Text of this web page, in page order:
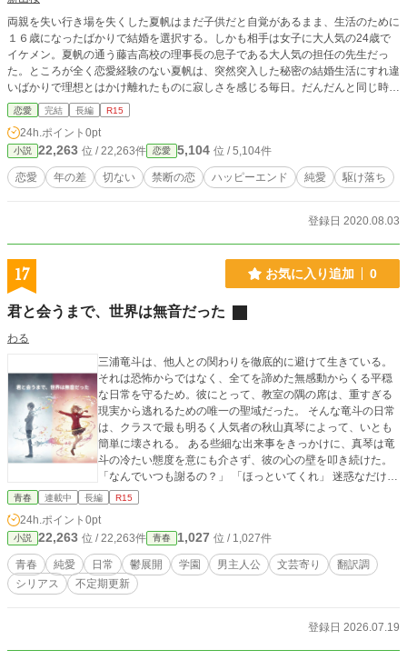
両親を失い行き場を失くした夏帆はまだ子供だと自覚があるまま、生活のために
１６歳になったばかりで結婚を選択する。しかも相手は女子に大人気の24歳で
イケメン。夏帆の通う藤吉高校の理事長の息子である大人気の担任の先生だっ
た。ところが全く恋愛経験のない夏帆は、突然突入した秘密の結婚生活にすれ違
いばかりで理想とはかけ離れたものに寂しさを感じる毎日。だんだんと同じ時間
を重ねるにつれ次第に担任の朝陽に惹かれていく。ところがある日突然入籍をし
ていなかったという衝撃の事実を知らされてしまう。もう後戻りが出来ない位に
先生を好きになってしまったのに……！ 理想と現実に揺さぶられながら、禁断
の恋を突き進んでいく。たくさんの障害が待ち受ける中、二人の思いは通じ合
い、晴れて本物の夫婦になれる日は来るのだろうか？ ※この作品は小説家にな
ろうで投稿しています。
恋愛 完結 長編 R15
24h.ポイント 0pt
小説 22,263 位 / 22,263件 恋愛 5,104 位 / 5,104件
恋愛 年の差 切ない 禁断の恋 ハッピーエンド 純愛 駆け落ち
登録日 2020.08.03
17 お気に入り追加 0
君と会うまで、世界は無音だった
わる
三浦竜斗は、他人との関わりを徹底的に避けて生きている。
それは恐怖からではなく、全てを諦めた無感動からくる平穏
な日常を守るため。彼にとって、教室の隅の席は、重すぎる
現実から逃れるための唯一の聖域だった。 そんな竜斗の日常
は、クラスで最も明るく人気者の秋山真琴によって、いとも
簡単に壊される。 ある些細な出来事をきっかけに、真琴は竜
斗の冷たい態度を意にも介さず、彼の心の壁を叩き続けた。
「なんでいつも謝るの？」 「ほっといてくれ」 迷惑なだけの
はずだった。彼女の眩しさは、ただ煩わしいだけのはずだっ
ている母、一日中働く父、そして世話をしなければならない
幼い妹―――その重さを、彼女だけが見抜こうとしていた。
これは、青春のすべてを捨てて生きるしかなかった少年と、
彼の凍りついた心を必死に溶かそうとする少女の物語。 残酷
すぎる現実の先に、二人が見つけるものは、果たして救い
青春 連載中 長編 R15
24h.ポイント 0pt
小説 22,263 位 / 22,263件 青春 1,027 位 / 1,027件
青春 純愛 日常 鬱展開 学園 男主人公 文芸寄り
翻訳調
シリアス
不定期更新
登録日 2026.07.19